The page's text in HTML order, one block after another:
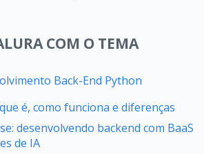
COM O TEMA
Back-End Python
é, como funciona e diferenças
desenvolvendo backend com BaaS
de IA